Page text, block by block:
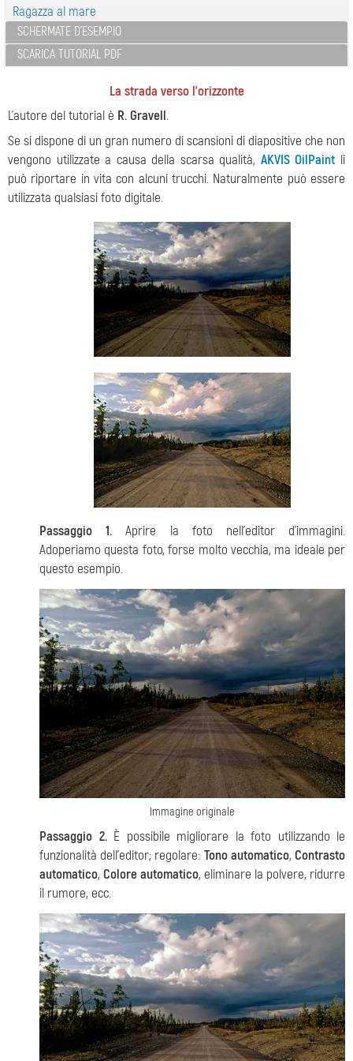
Ragazza al mare
SCHERMATE D'ESEMPIO
SCARICA TUTORIAL PDF
La strada verso l'orizzonte
L'autore del tutorial è R. Gravell.
Se si dispone di un gran numero di scansioni di diapositive che non
vengono utilizzate a causa della scarsa qualità, AKVIS OilPaint li
può riportare in vita con alcuni trucchi. Naturalmente può essere
utilizzata qualsiasi foto digitale.
Passaggio 1. Aprire la foto nell'editor d'immagini.
Adoperiamo questa foto, forse molto vecchia, ma ideale per
questo esempio.
Immagine originale
Passaggio 2.È possibile migliorare la foto utilizzando le
funzionalità dell'editor; regolare: Tono automatico,Contrasto
automatico, Colore automatico, eliminare la polvere, ridurre
il rumore, ecc.